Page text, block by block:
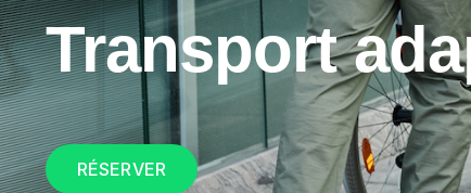
Transport
RÉSERVER